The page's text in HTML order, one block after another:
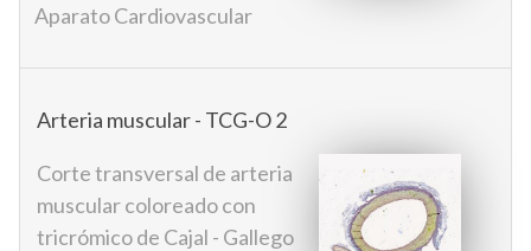
Aparato Cardiovascular
Arteria muscular - TCG-O 2
Corte transversal de arteria
muscular coloreado con
tricrómico de Cajal - Gallego